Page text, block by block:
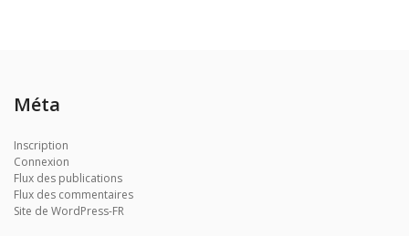
Méta
Inscription
Connexion
Flux des publications
Flux des commentaires
Site de WordPress-FR